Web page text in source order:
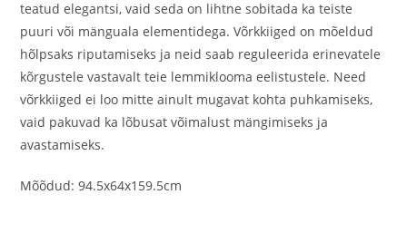
teatud elegantsi, vaid seda on lihtne sobitada ka teiste
puuri või mänguala elementidega. Võrkkiiged on mõeldud
hõlpsaks riputamiseks ja neid saab reguleerida erinevatele
kõrgustele vastavalt teie lemmiklooma eelistustele. Need
võrkkiiged ei loo mitte ainult mugavat kohta puhkamiseks,
vaid pakuvad ka lõbusat võimalust mängimiseks ja
avastamiseks.
Mõõdud: 94.5x64x159.5cm